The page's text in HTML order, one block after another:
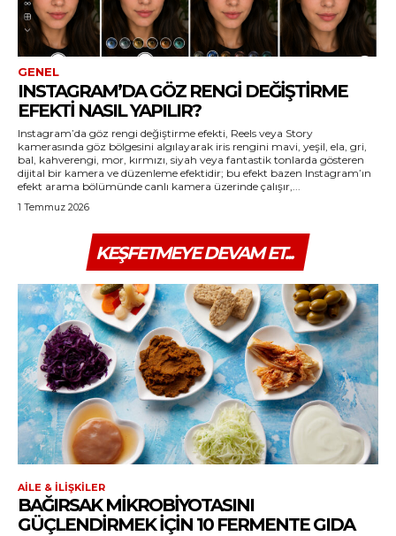
GENEL
INSTAGRAM’DA GÖZ RENGI DEĞIŞTIRME
EFEKTI NASIL YAPILIR?
Instagram’da göz rengi değiştirme efekti, Reels veya Story
kamerasında göz bölgesini algılayarak iris rengini mavi, yeşil, ela, gri,
bal, kahverengi, mor, kırmızı, siyah veya fantastik tonlarda gösteren
dijital bir kamera ve düzenleme efektidir; bu efekt bazen Instagram’ın
efekt arama bölümünde canlı kamera üzerinde çalışır,...
1 Temmuz 2026
KEŞFETMEYE DEVAM ET...
AILE & İLIŞKILER
BAĞIRSAK MIKROBIYOTASINI
GÜÇLENDIRMEK IÇIN 10 FERMENTE GIDA